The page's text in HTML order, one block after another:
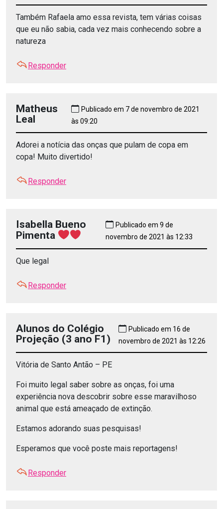
Também Rafaela amo essa revista, tem várias coisas
que eu não sabia, cada vez mais conhecendo sobre a
natureza
Responder
Matheus
Leal
Publicado em 7 de novembro de 2021
às 09:20
Adorei a notícia das onças que pulam de copa em
copa! Muito divertido!
Responder
Isabella Bueno
Pimenta
Publicado em 9 de
novembro de 2021 às 12:33
Que legal
Responder
Alunos do Colégio
Projeção (3 ano F1)
Publicado em 16 de
novembro de 2021 às 12:26
Vitória de Santo Antão – PE
Foi muito legal saber sobre as onças, foi uma
experiência nova descobrir sobre esse maravilhoso
animal que está ameaçado de extinção.
Estamos adorando suas pesquisas!
Esperamos que você poste mais reportagens!
Responder